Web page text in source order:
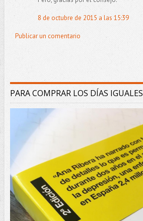
8 de octubre de 2015 a las 15:39
Publicar un comentario
PARA COMPRAR LOS DÍAS IGUALES